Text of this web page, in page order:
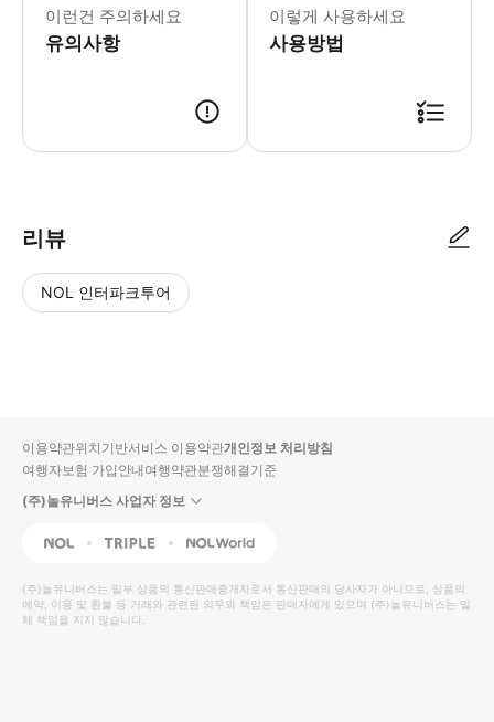
이런건 주의하세요
유의사항
이렇게 사용하세요
사용방법
리뷰
NOL 인터파크투어
입니
다.
높
은
순
동
영
상
순
상
이용약관위치기반서비스 이용약관개인정보 처리방침
여행자보험 가입안내여행약관분쟁해결기준
(주)놀유니버스 사업자 정보
NOL Triple Interpark Global
(주)놀유니버스는 일부 상품의 통신판매중개자로서 통신판매의 당사자가 아니므로, 상품의
예약, 이용 및 환불 등 거래와 관련된 의무와 책임은 판매자에게 있으며 (주)놀유니버스는 일
체 책임을 지지 않습니다.